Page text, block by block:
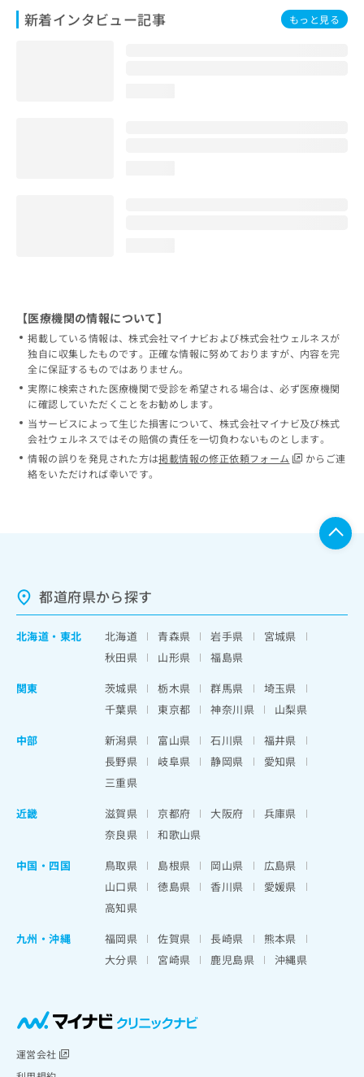
新着インタビュー記事 もっと見る
【医療機関の情報について】
掲載している情報は、株式会社マイナビおよび株式会社ウェルネスが
独自に収集したものです。正確な情報に努めておりますが、内容を完
全に保証するものではありません。
実際に検索された医療機関で受診を希望される場合は、必ず医療機関
に確認していただくことをお勧めします。
当サービスによって生じた損害について、株式会社マイナビ及び株式
会社ウェルネスではその賠償の責任を一切負わないものとします。
情報の誤りを発見された方は掲載情報の修正依頼フォーム
からご連
絡をいただければ幸いです。
都道府県から探す
北海道 ・ 東北 北海道 青森県 岩手県
宮城県
秋田県
山形県
福島県
関東
茨城県 栃木県 群馬県
埼玉県
千葉県
東京都 神奈川県
山梨県
中部
新潟県 富山県 石川県
福井県
長野県
岐阜県 静岡県
愛知県
三重県
近畿
滋賀県 京都府 大阪府
兵庫県
奈良県
和歌山県
中国・四国
鳥取県 島根県 岡山県
広島県
山口県
徳島県 香川県
愛媛県
高知県
九州・沖縄
福岡県 佐賀県 長崎県
熊本県
大分県
宮崎県 鹿児島県 沖縄県
運営会社